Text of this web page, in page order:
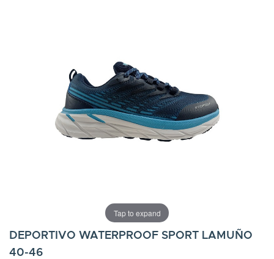
Tap to expand
DEPORTIVO WATERPROOF SPORT LAMUÑO
40-46